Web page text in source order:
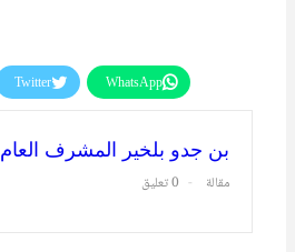
Twitter WhatsApp
بن جدو بلخير المشرف العام
مقالة
0 تعليق